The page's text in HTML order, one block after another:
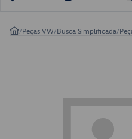
/Peças VW/Busca Simplificada/